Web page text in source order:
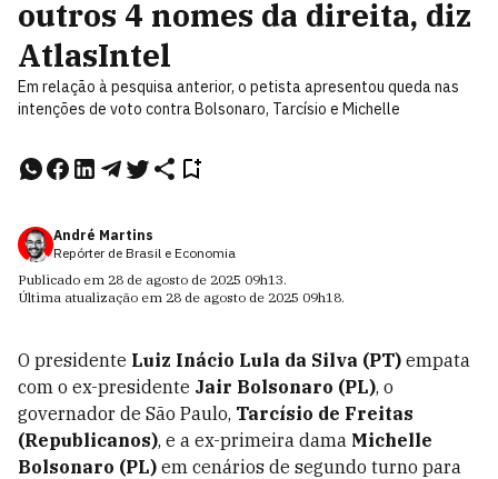
outros 4 nomes da direita, diz
AtlasIntel
Em relação à pesquisa anterior, o petista apresentou queda nas
intenções de voto contra Bolsonaro, Tarcísio e Michelle
André Martins
Repórter de Brasil e Economia
Publicado em 28 de agosto de 2025 09h13.
Última atualização em 28 de agosto de 2025 09h18.
O presidente Luiz Inácio Lula da Silva (PT) empata
com o ex-presidente Jair Bolsonaro (PL), o
governador de São Paulo, Tarcísio de Freitas
(Republicanos), e a ex-primeira dama Michelle
Bolsonaro (PL) em cenários de segundo turno para